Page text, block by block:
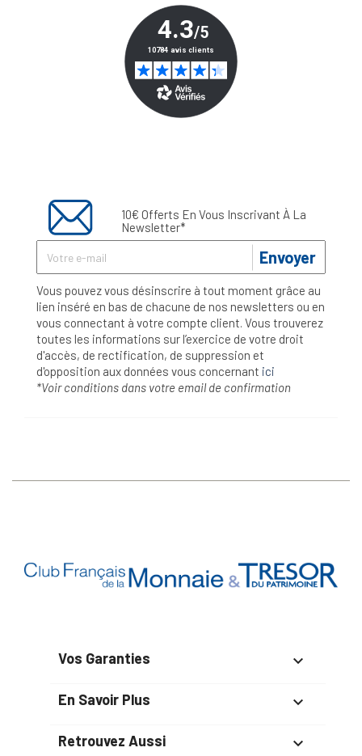
10€ Offerts En Vous Inscrivant À La
Newsletter*
Envoyer
Vous pouvez vous désinscrire à tout moment grâce au
lien inséré en bas de chacune de nos newsletters ou en
vous connectant à votre compte client. Vous trouverez
toutes les informations sur l’exercice de votre droit
d'accès, de rectification, de suppression et
d'opposition aux données vous concernant ici
*Voir conditions dans votre email de confirmation
Vos Garanties 
En Savoir Plus 
Retrouvez Aussi 